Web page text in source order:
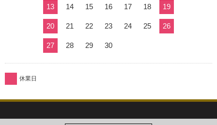
13 14 15 16 17 18 19
20 21 22 23 24 25 26
27 28 29 30
休業日